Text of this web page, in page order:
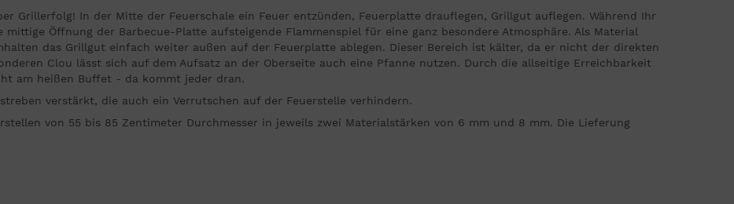
Grillerfolg! In der Mitte der Feuerschale ein Feuer entzünden, Feuerplatte drauflegen, Grillgut auflegen. Während Ihr
Öffnung der Barbecue-Platte aufsteigende Flammenspiel für eine ganz besondere Atmosphäre. Als Material
das Grillgut einfach weiter außen auf der Feuerplatte ablegen. Dieser Bereich ist kälter, da er nicht der direkten
Clou lässt sich auf dem Aufsatz an der Oberseite auch eine Pfanne nutzen. Durch die allseitige Erreichbarkeit
am heißen Buffet - da kommt jeder dran.
verstärkt, die auch ein Verrutschen auf der Feuerstelle verhindern.
von 55 bis 85 Zentimeter Durchmesser in jeweils zwei Materialstärken von 6 mm und 8 mm. Die Lieferung